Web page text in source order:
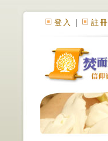
登入 註冊